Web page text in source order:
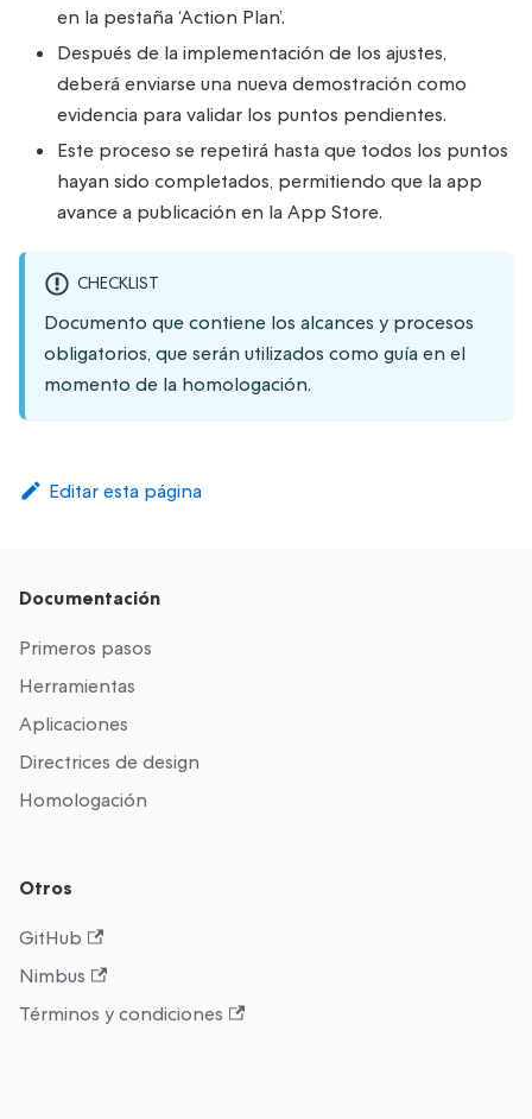
en la pestaña ‘Action Plan’.
Después de la implementación de los ajustes,
deberá enviarse una nueva demostración como
evidencia para validar los puntos pendientes.
Este proceso se repetirá hasta que todos los puntos
hayan sido completados, permitiendo que la app
avance a publicación en la App Store.
CHECKLIST
Documento que contiene los alcances y procesos
obligatorios, que serán utilizados como guía en el
momento de la homologación.
Editar esta página
Documentación
Primeros pasos
Herramientas
Aplicaciones
Directrices de design
Homologación
Otros
GitHub
Nimbus
Términos y condiciones